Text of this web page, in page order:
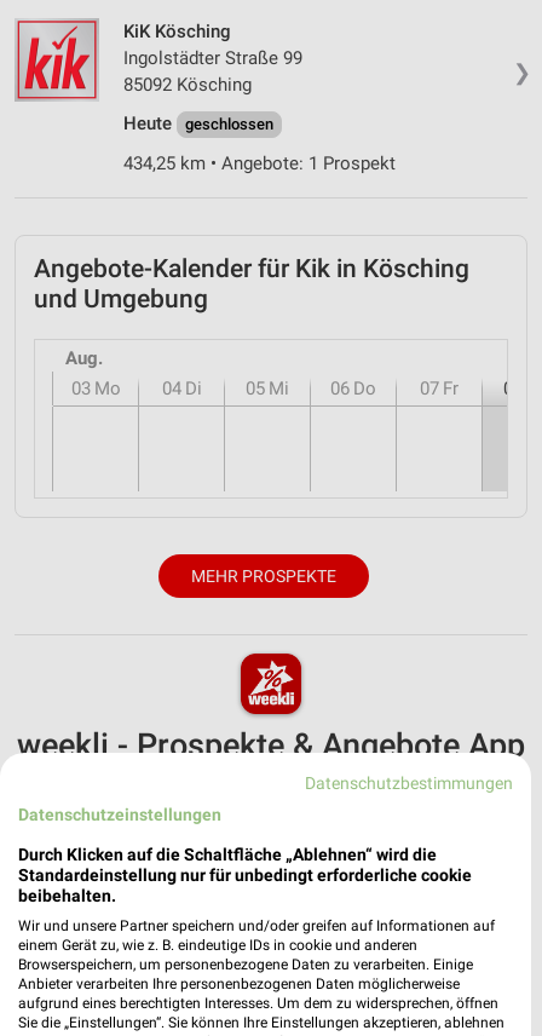
❯
KiK Kösching
Ingolstädter Straße 99
85092 Kösching
Heute
geschlossen
434,25 km • Angebote: 1 Prospekt
Angebote-Kalender für Kik in Kösching
und Umgebung
Aug.
03 Mo 04 Di 05 Mi 06 Do 07 Fr 08
MEHR PROSPEKTE
weekli - Prospekte & Angebote App
Alle Kik Angebote immer griffbereit – mit der kostenlosen
weekli App für iOS & Android.
✔Standortgenaue Angebote
✔Folge deinem Lieblingshändler
✔Einkaufsliste - Einkauf stressfrei planen
JETZT LADEN UND SPAREN!
Datenschutzbestimmungen
Datenschutzeinstellungen
Durch Klicken auf die Schaltfläche „Ablehnen“ wird die
Standardeinstellung nur für unbedingt erforderliche cookie
beibehalten.
Wir und unsere Partner speichern und/oder greifen auf Informationen auf
einem Gerät zu, wie z. B. eindeutige IDs in cookie und anderen
Browserspeichern, um personenbezogene Daten zu verarbeiten. Einige
Anbieter verarbeiten Ihre personenbezogenen Daten möglicherweise
aufgrund eines berechtigten Interesses. Um dem zu widersprechen, öffnen
Sie die „Einstellungen“. Sie können Ihre Einstellungen akzeptieren, ablehnen